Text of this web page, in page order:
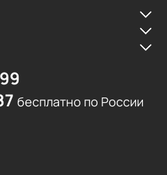
бесплатно по России